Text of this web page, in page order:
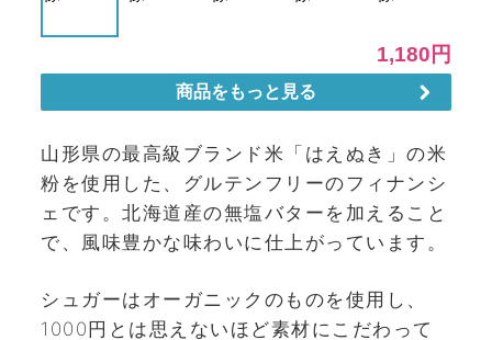
山形県の最高級ブランド米「はえぬき」の米
粉を使用した、グルテンフリーのフィナンシ
ェです。北海道産の無塩バターを加えること
で、風味豊かな味わいに仕上がっています。
シュガーはオーガニックのものを使用し、
1000円とは思えないほど素材にこだわって